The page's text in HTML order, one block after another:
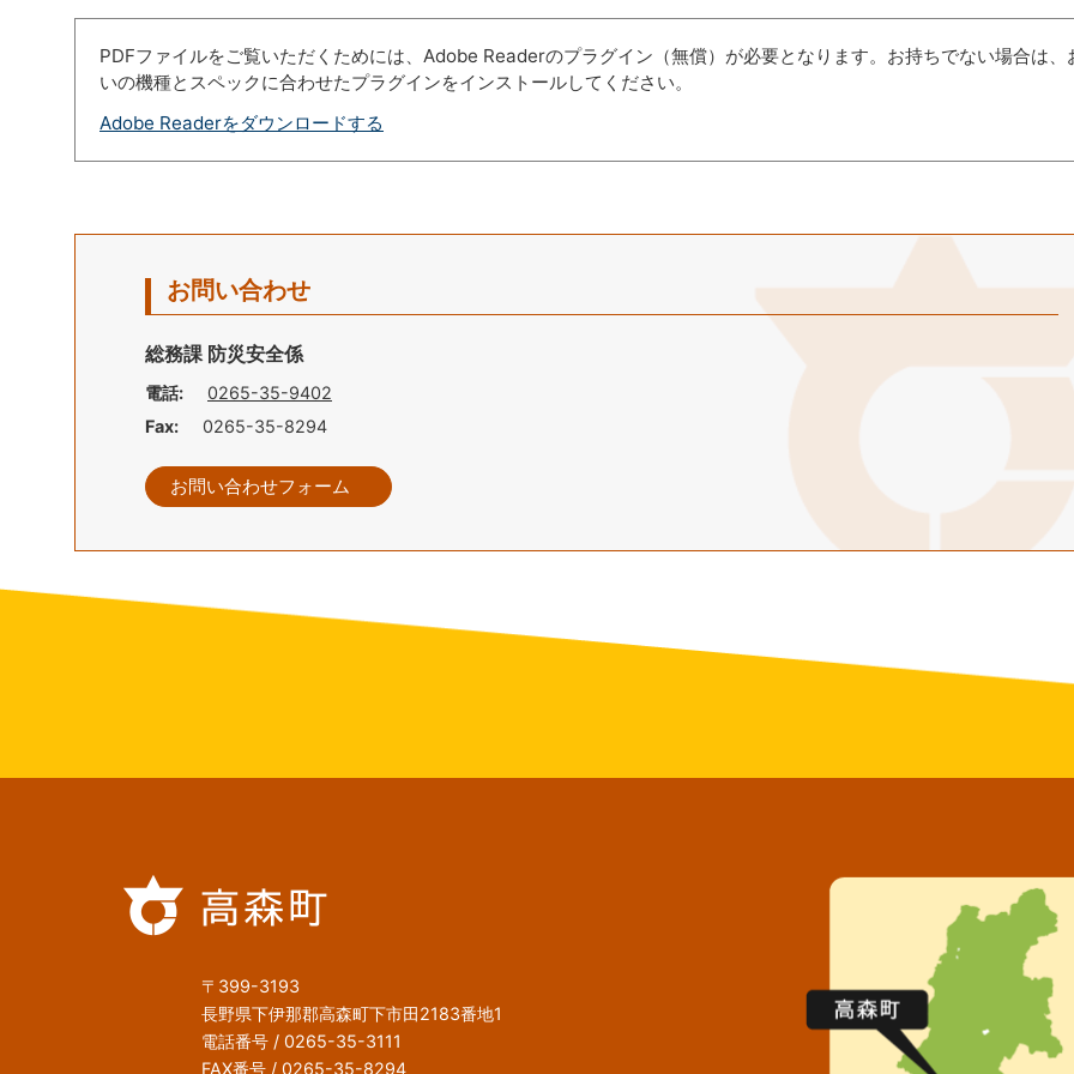
PDFファイルをご覧いただくためには、Adobe Readerのプラグイン（無償）が必要となります。お持ちでない場合は、
いの機種とスペックに合わせたプラグインをインストールしてください。
Adobe Readerをダウンロードする
お問い合わせ
総務課 防災安全係
電話:
0265-35-9402
Fax:
0265-35-8294
お問い合わせフォーム
〒399-3193
長野県下伊那郡高森町下市田2183番地1
電話番号 / 0265-35-3111
FAX番号 / 0265-35-8294